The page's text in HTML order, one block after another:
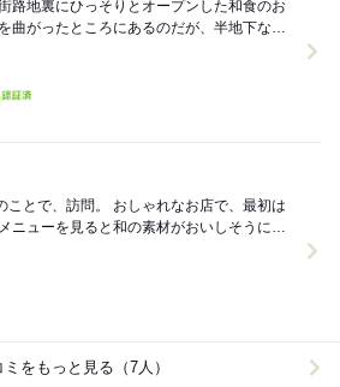
路地裏にひっそりとオープンした和食のお
しゃれなお店で、最初は
ミをもっと見る（7人）